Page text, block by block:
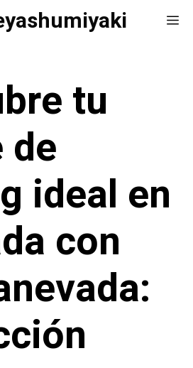
tu
de
ideal en
con